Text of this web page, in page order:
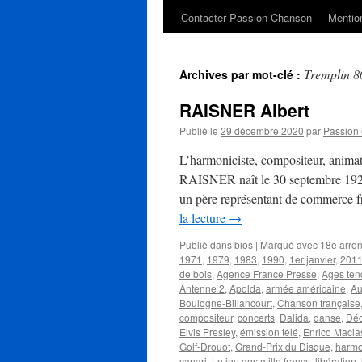
Contacter Passion Chanson
Archives par mot-clé : Tremplin
RAISNER Albert
Publié le 29 décembre 2020 par Passion
L’harmoniciste, compositeur,
RAISNER naît le 30 septembre
un père représentant de
la lecture →
Publié dansbios | Marqué avec 18e
1971 , 1979, 1983, 1990, 1er janvier, 2011
de bois, Agence France Presse, Ages
Antenne 2, Apolda, armée américaine,
Boulogne-Billancourt, Chanson française,
compositeur, concerts, Dalida, danse,
Elvis Presley, émission télé, Enrico
Golf-Drouot, Grand-Prix du Disque,